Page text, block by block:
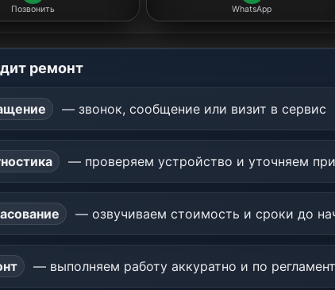
Позвонить WhatsApp
ремонт
— звонок, сообщение или визит в сервис
— проверяем устройство и уточняем
— озвучиваем стоимость и сроки до
— выполняем работу аккуратно и по